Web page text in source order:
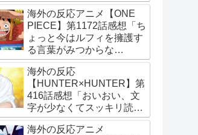
海外の反応アニメ【ONE
PIECE】第1172話感想「ち
ょっと今はルフィを擁護す
る言葉がみつからな
い･･･」
海外の反応
【HUNTER×HUNTER】第
416話感想「おいおい、文
字が少なくてスッキリ読め
るぞ！！」
海外の反応アニメ